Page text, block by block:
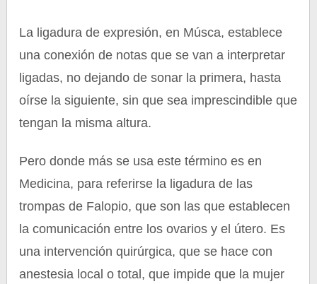
La ligadura de expresión, en Músca, establece
una conexión de notas que se van a interpretar
ligadas, no dejando de sonar la primera, hasta
oírse la siguiente, sin que sea imprescindible que
tengan la misma altura.
Pero donde más se usa este término es en
Medicina, para referirse la ligadura de las
trompas de Falopio, que son las que establecen
la comunicación entre los ovarios y el útero. Es
una intervención quirúrgica, que se hace con
anestesia local o total, que impide que la mujer